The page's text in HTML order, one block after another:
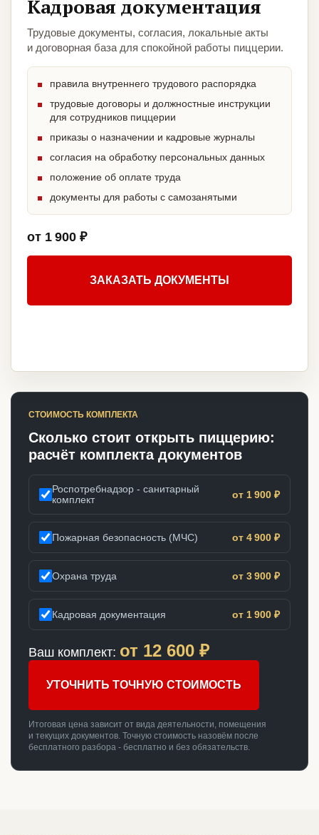
Кадровая документация
Трудовые документы, согласия, локальные акты
и договорная база для спокойной работы пиццерии.
правила внутреннего трудового распорядка
трудовые договоры и должностные инструкции
для сотрудников пиццерии
приказы о назначении и кадровые журналы
согласия на обработку персональных данных
положение об оплате труда
документы для работы с самозанятыми
от 1 900 ₽
ЗАКАЗАТЬ ДОКУМЕНТЫ
СТОИМОСТЬ КОМПЛЕКТА
Сколько стоит открыть пиццерию:
расчёт комплекта документов
Роспотребнадзор - санитарный
комплект
от 1 900 ₽
Пожарная безопасность (МЧС) от 4 900 ₽
Охрана труда от 3 900 ₽
Кадровая документация от 1 900 ₽
Ваш комплект: от 12 600 ₽
УТОЧНИТЬ ТОЧНУЮ СТОИМОСТЬ
Итоговая цена зависит от вида деятельности, помещения
и текущих документов. Точную стоимость назовём после
бесплатного разбора - бесплатно и без обязательств.